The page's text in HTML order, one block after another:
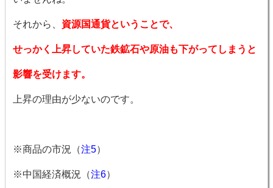
それから、 資源国通貨ということで、
せっかく上昇していた鉄鉱石や原油も下がってしまうと
影響を受けます。
上昇の理由が少ないのです。
※商品の市況（注5）
※中国経済概況（注6）